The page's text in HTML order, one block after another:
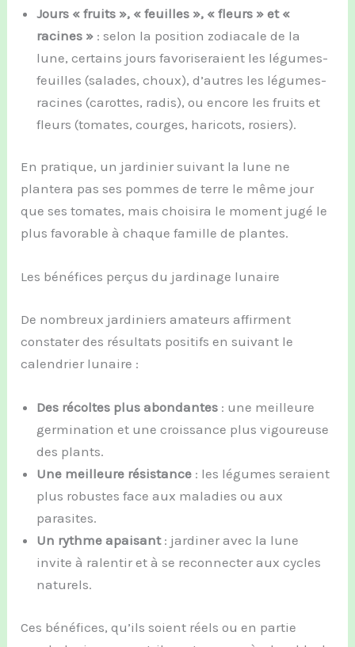
Jours « fruits », « feuilles », « fleurs » et «
racines » : selon la position zodiacale de la
lune, certains jours favoriseraient les légumes-
feuilles (salades, choux), d’autres les légumes-
racines (carottes, radis), ou encore les fruits et
fleurs (tomates, courges, haricots, rosiers).
En pratique, un jardinier suivant la lune ne
plantera pas ses pommes de terre le même jour
que ses tomates, mais choisira le moment jugé le
plus favorable à chaque famille de plantes.
Les bénéfices perçus du jardinage lunaire
De nombreux jardiniers amateurs affirment
constater des résultats positifs en suivant le
calendrier lunaire :
Des récoltes plus abondantes : une meilleure
germination et une croissance plus vigoureuse
des plants.
Une meilleure résistance : les légumes seraient
plus robustes face aux maladies ou aux
parasites.
Un rythme apaisant: jardiner avec la lune
invite à ralentir et à se reconnecter aux cycles
naturels.
Ces bénéfices, qu’ils soient réels ou en partie